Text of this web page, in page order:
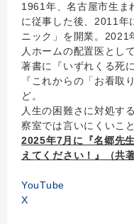
1961年、名古屋市生ま
に従事した後、2011年
ニック」を開業。2021
人ホームの配置医とし
著書に『いずれくる死
『これからの「お看取
ど。
人生の困難さに対処す
察室では言いにくいこ
2025年7月に『名郷先
えてください！』（共
YouTube
X